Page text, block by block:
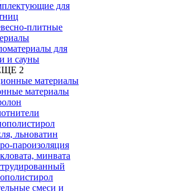
для
плитные
для
и сауны
2
материалы
льноватин
пароизоляция
минвата